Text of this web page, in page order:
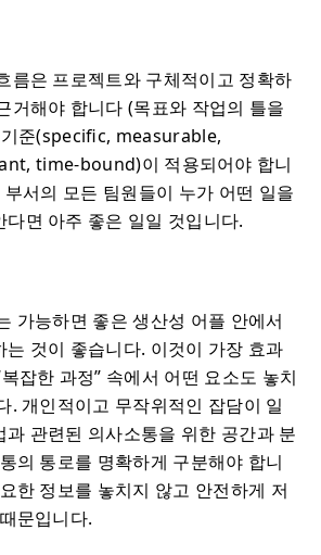
름은 프로젝트와 구체적이고 정확하
거해야 합니다 (목표와 작업의 틀을
기준(specific, measurable,
time-bound)이 적용되어야 합니
서의 모든 팀원들이 누가 어떤 일을
다면 아주 좋은 일일 것입니다.
가능하면 좋은 생산성 어플 안에서
는 것이 좋습니다. 이것이 가장 효과
잡한 과정” 속에서 어떤 요소도 놓치
. 개인적이고 무작위적인 잡담이 일
과 관련된 의사소통을 위한 공간과 분
의 통로를 명확하게 구분해야 합니
한 정보를 놓치지 않고 안전하게 저
문입니다.